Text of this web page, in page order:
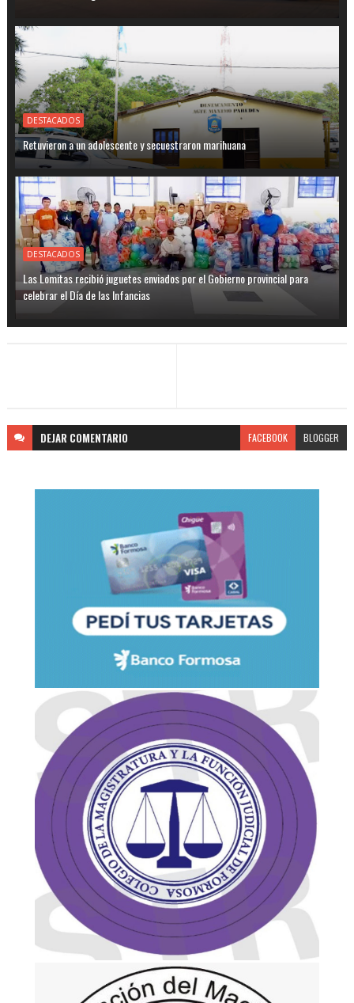
DESTACADOS
Retuvieron a un adolescente y secuestraron marihuana
DESTACADOS
Las Lomitas recibió juguetes enviados por el Gobierno provincial para
celebrar el Día de las Infancias
DEJAR COMENTARIO FACEBOOK BLOGGER